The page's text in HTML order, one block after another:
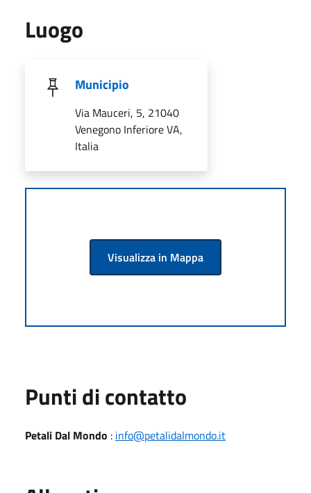
Luogo
Municipio
Via Mauceri, 5, 21040
Venegono Inferiore VA,
Italia
Visualizza in Mappa
Punti di contatto
Petali Dal Mondo : info@petalidalmondo.it